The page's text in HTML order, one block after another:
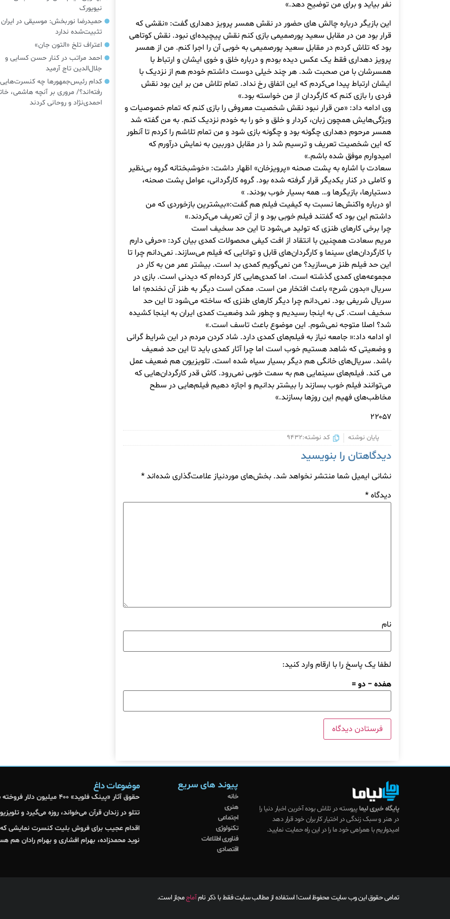
نفر بیاید و برای من توضیح دهد.»
این بازیگر درباره چالش های حضور در نقش همسر پرویز دهداری گفت: «نقشی که
قرار بود من در مقابل سعید پورصمیمی بازی کنم نقش پیچیده‌ای نبود. نقش کوتاهی
بود که تلاش کردم در مقابل سعید پورصمیمی به خوبی آن را اجرا کنم. من از همسر
پرویز دهداری فقط یک عکس دیده بودم و درباره خلق و خوی ایشان و ارتباط‌ با
همسرشان با من صحبت شد. هر چند خیلی دوست داشتم خودم هم از نزدیک با
ایشان ارتباط پیدا می‌کردم که این اتفاق رخ نداد. تمام تلاش من بر این بود نقش
فردی را بازی کنم که کارگردان از من خواسته بود.»
وی ادامه داد: «من قرار نبود نقش شخصیت معروفی را بازی کنم که تمام خصوصیات و
ویژگی‌هایش همچون زبان، کردار و خلق و خو را به خودم نزدیک کنم. به من گفته شد
همسر مرحوم دهداری چگونه بود و چگونه بازی شود و من تمام تلاشم را کردم تا آنطور
که این شخصیت تعریف و ترسیم شد را در مقابل دوربین به نمایش درآورم که
امیدوارم موفق شده باشم.»
سعادت با اشاره به پشت صحنه «پرویزخان» اظهار داشت: «خوشبختانه گروه بی‌نظیر
و کاملی در کنار یکدیگر قرار گرفته شده بود. گروه کارگردانی، عوامل پشت صحنه،
دستیارها، بازیگرها و… همه بسیار خوب بودند. »
او درباره واکنش‌ها نسبت به کیفیت فیلم هم گفت:«بیشترین بازخوردی که من
داشتم این بود که گفتند فیلم خوبی بود و از آن تعریف می‌کردند.»
چرا برخی کارهای طنزی که تولید می‌شود تا این حد سخیف است
مریم سعادت همچنین با انتقاد از افت کیفی محصولات کمدی بیان کرد: «حرفی دارم
با کارگردان‌های سینما و کارگردان‌های قابل و توانایی که فیلم می‌سازند. نمی‌دانم چرا تا
این حد فیلم طنز می‌سازید؟ من نمی‌گویم کمدی بد است. بیشتر عمر من به کار در
مجموعه‌های کمدی گذشته است. اما کمدی‌هایی کار کرده‌ام که دیدنی است. بازی در
سریال «بدون شرح» باعث افتخار من است. ممکن است دیگر به طنز آن نخندم؛ اما
سریال شریفی بود. نمی‌دانم چرا دیگر کارهای طنزی که ساخته می‌شود تا این حد
سخیف است. کی به اینجا رسیدیم و چطور شد وضعیت کمدی ایران به اینجا کشیده
شد؟ اصلا متوجه نمی‌شوم. این موضوع باعث تاسف است.»
او ادامه داد:« جامعه نیاز به فیلم‌های کمدی دارد. شاد کردن مردم در این شرایط گرانی
و وضعیتی که شاهد هستیم خوب است اما چرا آثار کمدی باید تا این حد ضعیف
باشد. سریال‌های خانگی هم دیگر بسیار سیاه شده است. تلویزیون هم ضعیف عمل
می کند. فیلم‌های سینمایی هم به سمت خوبی نمی‌رود. کاش قدر کارگردان‌هایی که
می‌توانند فیلم خوب بسازند را بیشتر بدانیم و اجازه دهیم فیلم‌هایی در سطح
مخاطب‌های فهیم این روزها بسازند.»
۲۲۰۵۷
پایان نوشته کد نوشته:9432
دیدگاهتان را بنویسید
نشانی ایمیل شما منتشر نخواهد شد. بخش‌های موردنیاز علامت‌گذاری شده‌اند*
دیدگاه*
نام
لطفا یک پاسخ را با ارقام وارد کنید:
هفده − دو =
نیویورک
حمیدرضا نوربخش: موسیقی در
تثبیت‌شده ندارد
اعتراف تلخ «التون جان»
احمد مراتب در کنار حسن کسایی و
جلال‌الدین تاج آرمید
کدام رئیس‌جمهورها چه کنسرت‌هایی
رفته‌اند؟/ مروری بر آنچه هاشمی،
احمدی‌نژاد و روحانی کردند
پایگاه خبری لیماپیوسته در تلاش بوده آخرین اخبار دنیا را
در هنر و سبک زندگی در اختیار کاربران خود قرار دهد
امیدواریم با همراهی خود ما را در این راه حمایت نمایید.
پیوند های سریع
خانه
هنری
اجتماعی
تکنولوژی
فناوری اطلاعات
اقتصادی
موضوعات داغ
حقوق آثار «پینک فلوید» ۴۰۰ میلیون دلار فروخته شد
تتلو در زندان قرآن می‌خواند، روزه می‌گیرد و
اقدام عجیب برای فروش بلیت کنسرت نمایشی که
نوید محمدزاده، بهرام افشاری و بهرام رادان هم
تمامی حقوق این وب سایت محفوظ است! استفاده از مطالب سایت فقط با ذکر نامآماجمجاز است.